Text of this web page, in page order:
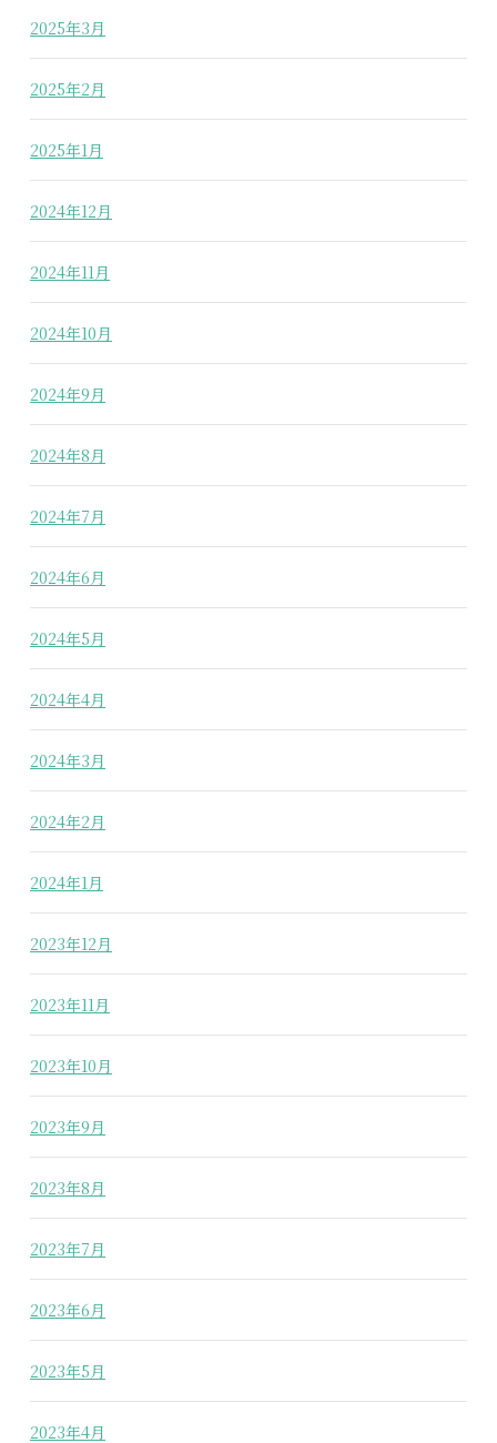
2025年3月
2025年2月
2025年1月
2024年12月
2024年11月
2024年10月
2024年9月
2024年8月
2024年7月
2024年6月
2024年5月
2024年4月
2024年3月
2024年2月
2024年1月
2023年12月
2023年11月
2023年10月
2023年9月
2023年8月
2023年7月
2023年6月
2023年5月
2023年4月